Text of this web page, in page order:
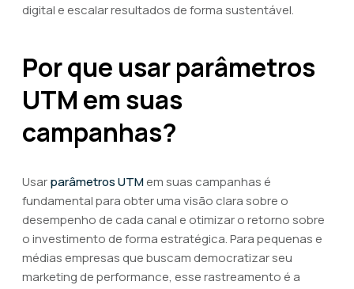
digital e escalar resultados de forma sustentável.
Por que usar parâmetros
UTM em suas
campanhas?
Usarparâmetros UTMem suas campanhas é
fundamental para obter uma visão clara sobre o
desempenho de cada canal e otimizar o retorno sobre
o investimento de forma estratégica. Para pequenas e
médias empresas que buscam democratizar seu
marketing de performance, esse rastreamento é a